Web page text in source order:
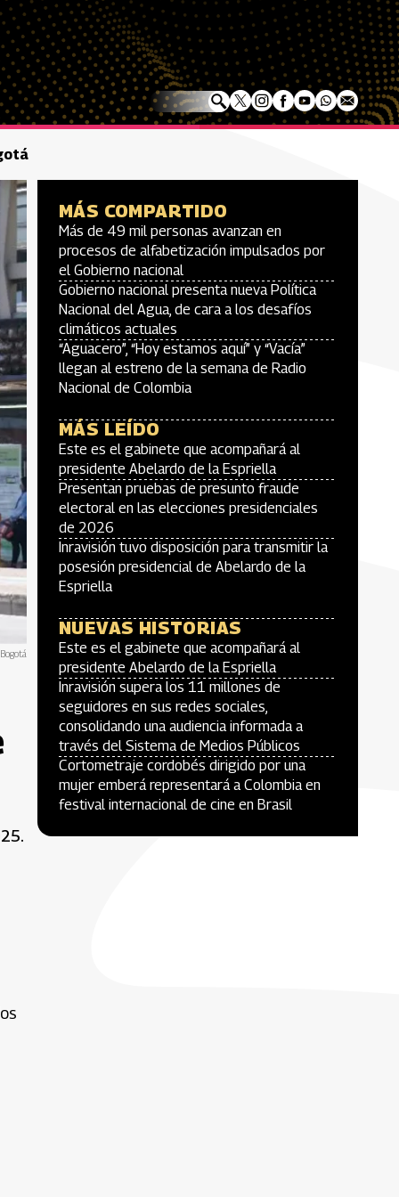
MÁS COMPARTIDO
Más de 49 mil personas avanzan en
procesos de alfabetización impulsados por
el Gobierno nacional
Gobierno nacional presenta nueva Política
Nacional del Agua, de cara a los desafíos
climáticos actuales
“Aguacero”, “Hoy estamos aquí” y “Vacía”
llegan al estreno de la semana de Radio
Nacional de Colombia
MÁS LEÍDO
Este es el gabinete que acompañará al
presidente Abelardo de la Espriella
Presentan pruebas de presunto fraude
electoral en las elecciones presidenciales
de 2026
Inravisión tuvo disposición para transmitir la
posesión presidencial de Abelardo de la
Espriella
NUEVAS HISTORIAS
Este es el gabinete que acompañará al
presidente Abelardo de la Espriella
Inravisión supera los 11 millones de
seguidores en sus redes sociales,
consolidando una audiencia informada a
través del Sistema de Medios Públicos
Cortometraje cordobés dirigido por una
mujer emberá representará a Colombia en
festival internacional de cine en Brasil